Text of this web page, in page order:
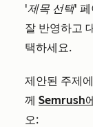
'제목 선택'
잘 반영하고
택하세요.
제안된 주제
께 Semrush
오: